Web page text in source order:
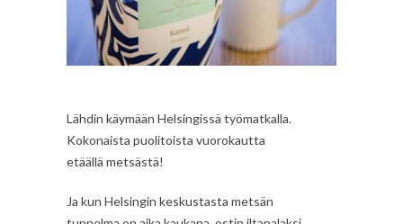
Lähdin käymään Helsingissä työmatkalla.
Kokonaista puolitoista vuorokautta
etäällä metsästä!
Ja kun Helsingin keskustasta metsän